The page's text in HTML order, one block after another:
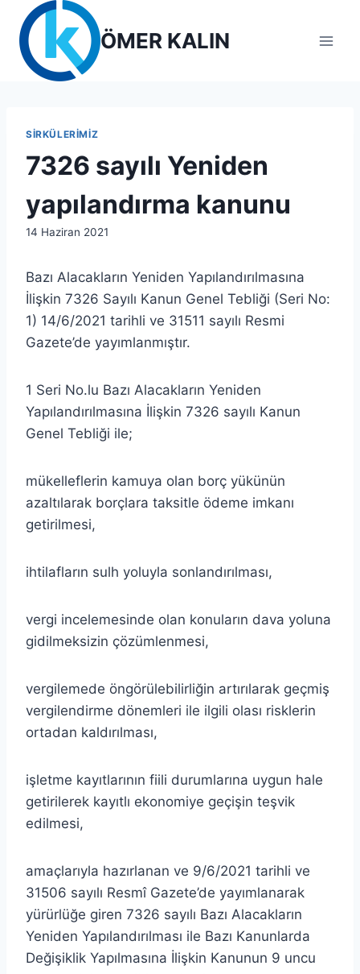
content
ÖMER KALIN
SIRKÜLERIMIZ
7326 sayılı Yeniden
yapılandırma kanunu
By
14 Haziran 2021
Bazı Alacakların Yeniden Yapılandırılmasına
İlişkin 7326 Sayılı Kanun Genel Tebliği (Seri No:
1) 14/6/2021 tarihli ve 31511 sayılı Resmi
Gazete’de yayımlanmıştır.
1 Seri No.lu Bazı Alacakların Yeniden
Yapılandırılmasına İlişkin 7326 sayılı Kanun
Genel Tebliği ile;
mükelleflerin kamuya olan borç yükünün
azaltılarak borçlara taksitle ödeme imkanı
getirilmesi,
ihtilafların sulh yoluyla sonlandırılması,
vergi incelemesinde olan konuların dava yoluna
gidilmeksizin çözümlenmesi,
vergilemede öngörülebilirliğin artırılarak geçmiş
vergilendirme dönemleri ile ilgili olası risklerin
ortadan kaldırılması,
işletme kayıtlarının fiili durumlarına uygun hale
getirilerek kayıtlı ekonomiye geçişin teşvik
edilmesi,
amaçlarıyla hazırlanan ve 9/6/2021 tarihli ve
31506 sayılı Resmî Gazete’de yayımlanarak
yürürlüğe giren 7326 sayılı Bazı Alacakların
Yeniden Yapılandırılması ile Bazı Kanunlarda
Değişiklik Yapılmasına İlişkin Kanunun 9 uncu